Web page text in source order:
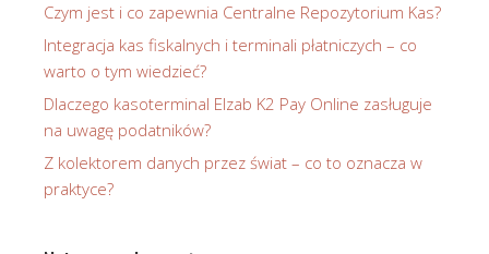
Czym jest i co zapewnia Centralne Repozytorium Kas?
Integracja kas fiskalnych i terminali płatniczych – co
warto o tym wiedzieć?
Dlaczego kasoterminal Elzab K2 Pay Online zasługuje
na uwagę podatników?
Z kolektorem danych przez świat – co to oznacza w
praktyce?